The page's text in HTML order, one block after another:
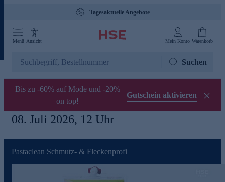
Tagesaktuelle Angebote
Menü Ansicht Mein Konto Warenkorb
Suchen
Bis zu -60% auf Mode und -20%
on top!
Gutschein aktivieren
08. Juli 2026, 12 Uhr
Pastaclean Schmutz- & Fleckenprofi